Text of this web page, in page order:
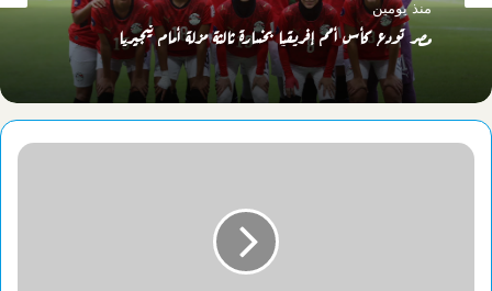
منذ يومين
مصر تودع كأس أمم إفريقيا بخسارة ثالثة مزلة أمام نيجيريا